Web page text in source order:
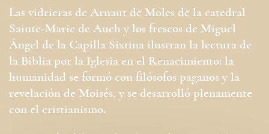
Las vidrieras de Arnaut de Moles de la catedral
Sainte-Marie de Auch y los frescos de Miguel
Ángel de la Capilla Sixtina ilustran la lectura de
la Biblia por la Iglesia en el Renacimiento: la
humanidad se formó con filósofos paganos y la
revelación de Moisés, y se desarrolló plenamente
con el cristianismo.